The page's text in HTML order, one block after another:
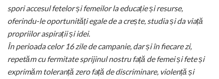
spori accesul fetelor și femeilor la educație și resurse,
oferindu-le oportunități egale de a crește, studia și da viață
propriilor aspirații și idei.
În perioada celor 16 zile de campanie, dar și în fiecare zi,
repetăm cu fermitate sprijinul nostru față de femei și fete și
exprimăm toleranță zero față de discriminare, violență și